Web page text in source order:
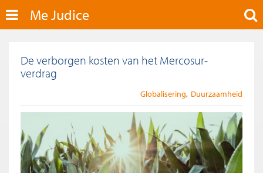
Me Judice
De verborgen kosten van het Mercosur-
verdrag
Globalisering Duurzaamheid